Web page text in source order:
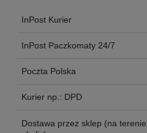
InPost Kurier
InPost Paczkomaty 24/7
Poczta Polska
Kurier np.: DPD
Dostawa przez sklep (na